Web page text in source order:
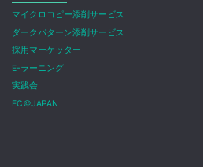
マイクロコピー添削サービス
ダークパターン添削サービス
採用マーケッター
E-ラーニング
実践会
EC＠JAPAN